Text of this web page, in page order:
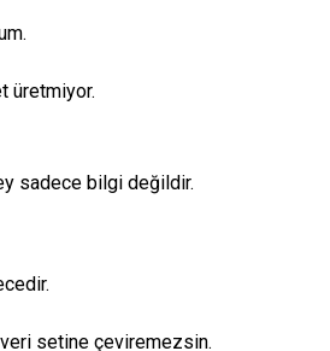
üretmiyor.
sadece bilgi değildir.
veri setine çeviremezsin.